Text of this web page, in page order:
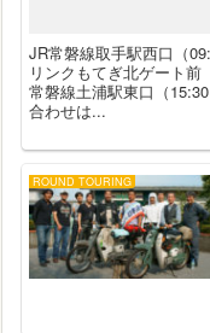
JR常磐線取手駅西口（
リンクもてぎ北ゲート
常磐線土浦駅東口（
合わせは...
ROUND TOURING